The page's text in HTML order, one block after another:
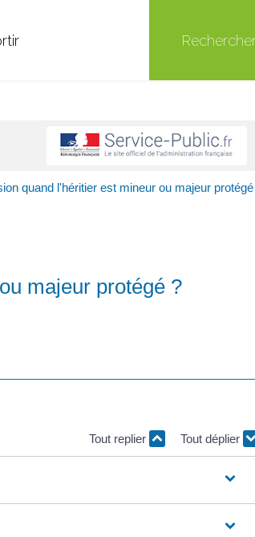
quand l'héritier est mineur ou majeur protégé
majeur protégé ?
Tout replier
Tout déplier